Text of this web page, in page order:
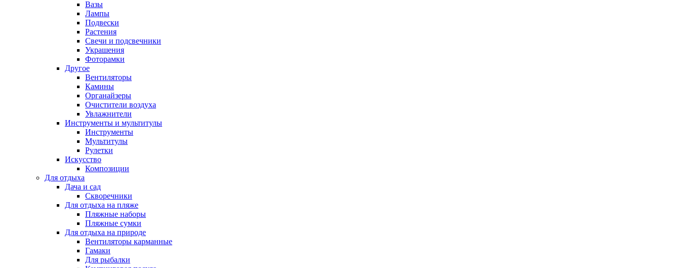
Вазы
Лампы
Подвески
Растения
Свечи и подсвечники
Украшения
Фоторамки
Другое
Вентиляторы
Камины
Органайзеры
Очистители воздуха
Увлажнители
Инструменты и мультитулы
Инструменты
Мультитулы
Рулетки
Искусство
Композиции
Для отдыха
Дача и сад
Скворечники
Для отдыха на пляже
Пляжные наборы
Пляжные сумки
Для отдыха на природе
Вентиляторы карманные
Гамаки
Для рыбалки